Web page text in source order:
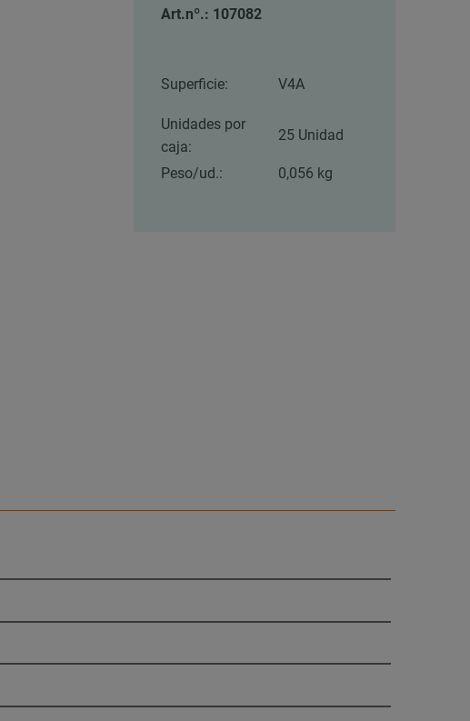
Art.nº.: 107082
Superficie: V4A
Unidades por
caja:
25 Unidad
Peso/ud.: 0,056 kg